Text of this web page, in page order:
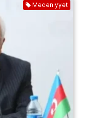
Mədəniyyət